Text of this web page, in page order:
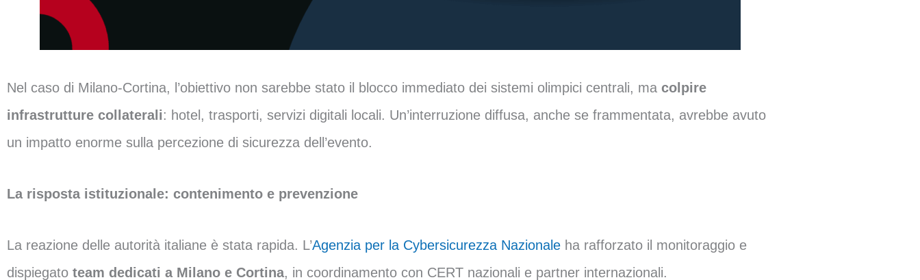
Nel caso di Milano-Cortina, l’obiettivo non sarebbe stato il blocco immediato dei sistemi olimpici centrali, ma colpire
infrastrutture collaterali: hotel, trasporti, servizi digitali locali. Un’interruzione diffusa, anche se frammentata, avrebbe avuto
un impatto enorme sulla percezione di sicurezza dell’evento.
La risposta istituzionale: contenimento e prevenzione
La reazione delle autorità italiane è stata rapida. L’Agenzia per la Cybersicurezza Nazionale ha rafforzato il monitoraggio e
dispiegato team dedicati a Milano e Cortina, in coordinamento con CERT nazionali e partner internazionali.